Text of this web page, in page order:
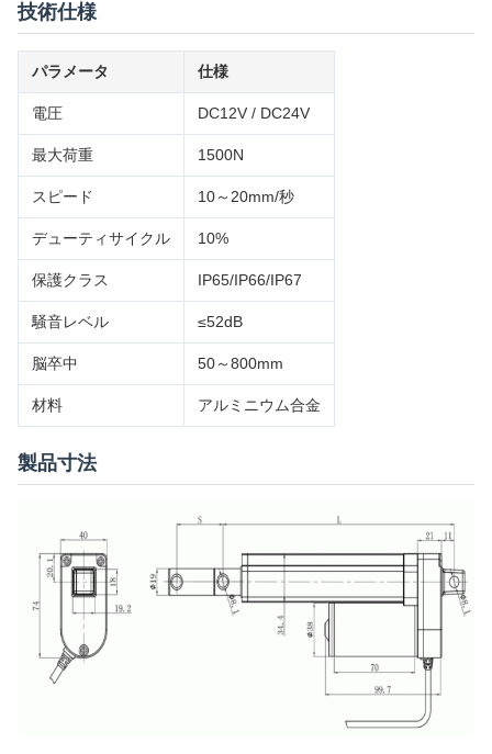
技術仕様
パラメータ 仕様
電圧 DC12V / DC24V
最大荷重 1500N
スピード 10～20mm/秒
デューティサイクル 10%
保護クラス IP65/IP66/IP67
騒音レベル ≤52dB
脳卒中 50～800mm
材料 アルミニウム合金
製品寸法